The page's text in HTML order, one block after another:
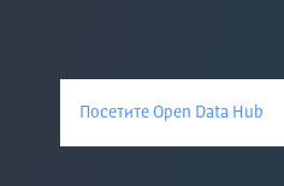
Посетите Open Data Hub